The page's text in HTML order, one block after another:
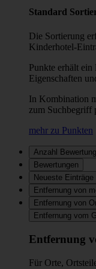
Standard
Die Sortierung
Kinderhotel-
Punkte erhält
Eigenschaften
In Kombination
zum Suchbegriff
mehr zu Punkten
Anzahl
Bewertungen
Neueste Einträge
Entfernung von
Entfernung von
Entfernung vom
Entfernung
Für Orte,